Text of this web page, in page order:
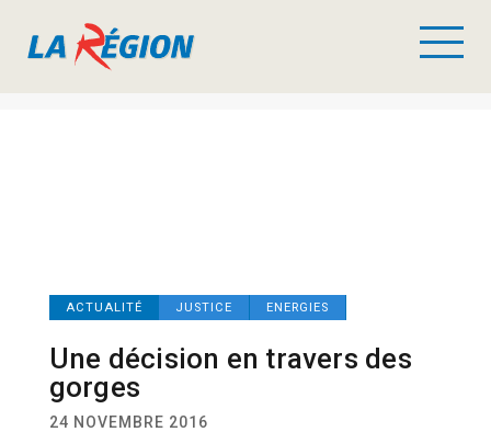
ACTUALITÉ JUSTICE ENERGIES
Une décision en travers des
gorges
24 NOVEMBRE 2016